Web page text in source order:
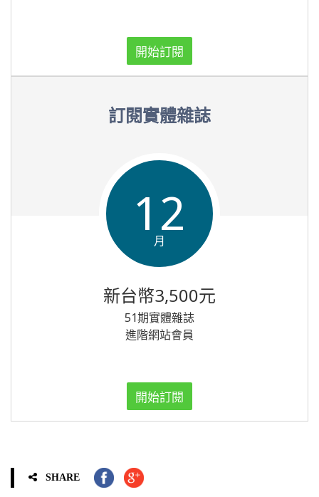
開始訂閱
訂閱實體雜誌
12
月
新台幣3,500元
51期實體雜誌
進階網站會員
開始訂閱
SHARE